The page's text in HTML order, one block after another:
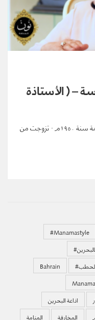
– ( الأستاذة
· أ. عائشة حسين عبد اللطيف · مواليد المنامة سنة ١٩٥٠م · تزوجت من
#manamastyle
Bahrain
اذاعة البحرين
المخارقة
المنامة